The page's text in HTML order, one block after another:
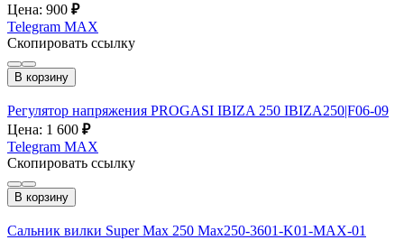
Цена: 900 ₽
Telegram MAX
Скопировать ссылку
В корзину
Регулятор напряжения PROGASI IBIZA 250 IBIZA250|F06-09
Цена: 1 600 ₽
Telegram MAX
Скопировать ссылку
В корзину
Сальник вилки Super Max 250 Max250-3601-K01-MAX-01